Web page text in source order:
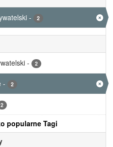
- 2
- 2
- 2
2
popularne Tagi